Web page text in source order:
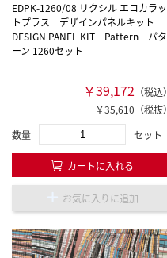
EDPK-1260/08 リクシル エコカラッ
トプラス デザインパネルキット
DESIGN PANEL KIT Pattern パタ
ーン 1260セット
￥39,172 （税込）
￥35,610（税抜）
数量
セット
カートに入れる
お気に入りに追加